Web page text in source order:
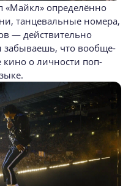
определённо
танцевальные номера,
— действительно
забываешь, что вообще-
кино о личности поп-